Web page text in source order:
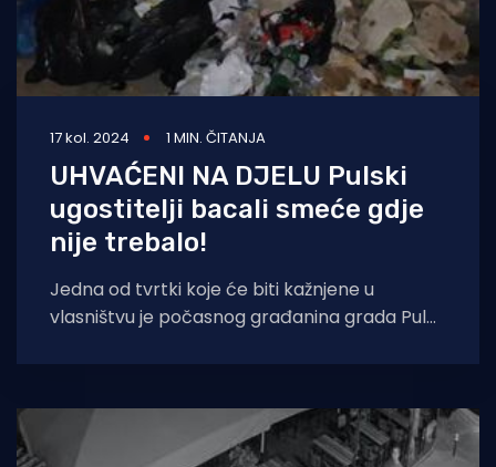
17 kol. 2024 1 MIN. ČITANJA
UHVAĆENI NA DJELU Pulski
ugostitelji bacali smeće gdje
nije trebalo!
Jedna od tvrtki koje će biti kažnjene u
vlasništvu je počasnog građanina grada Pule!